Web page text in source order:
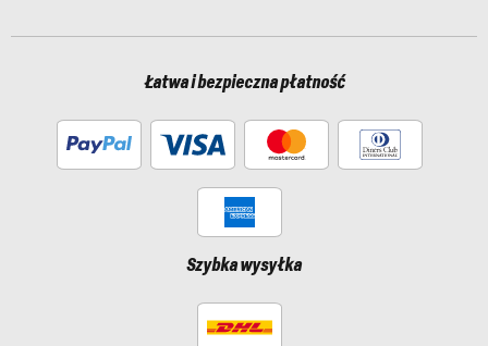
Łatwa i bezpieczna płatność
Szybka wysyłka